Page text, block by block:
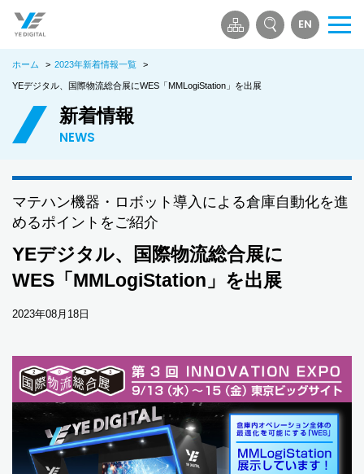
EN
メ
ホーム > 2023年新着情報一覧 >
YEデジタル、国際物流総合展にWES「MMLogiStation」を出展
新着情報
NEWS
マテハン機器・ロボット導入による倉庫自動化を進
めるポイントをご紹介
YEデジタル、国際物流総合展に
WES「MMLogiStation」を出展
2023年08月18日